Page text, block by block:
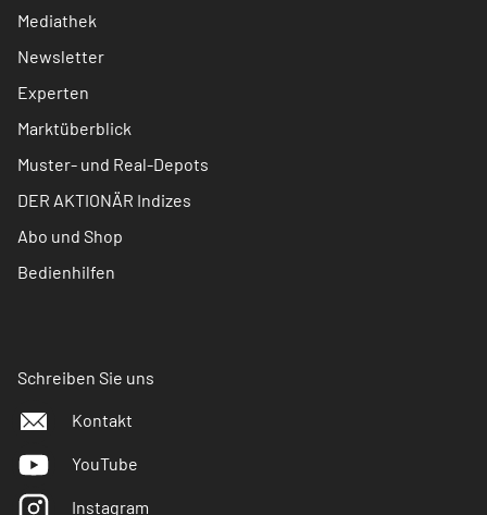
Mediathek
Newsletter
Experten
Marktüberblick
Muster- und Real-Depots
DER AKTIONÄR Indizes
Abo und Shop
Bedienhilfen
Schreiben Sie uns
Kontakt
YouTube
Instagram